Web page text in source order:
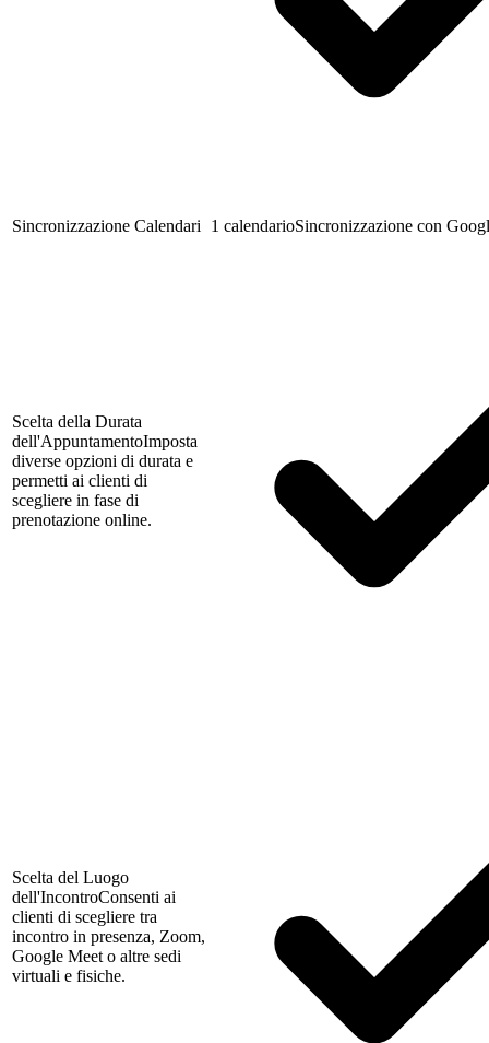
Sincronizzazione Calendari 1 calendarioSincronizzazione con
Scelta della Durata
dell'AppuntamentoImposta
diverse opzioni di durata e
permetti ai clienti di
scegliere in fase di
prenotazione online.
Scelta del Luogo
dell'IncontroConsenti ai
clienti di scegliere tra
incontro in presenza, Zoom,
Google Meet o altre sedi
virtuali e fisiche.